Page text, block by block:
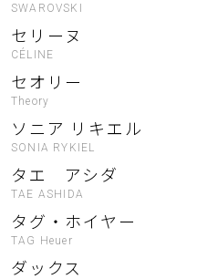
SWAROVSKI
セリーヌ
CÉLINE
セオリー
Theory
ソニア リキエル
SONIA RYKIEL
タエ アシダ
TAE ASHIDA
タグ・ホイヤー
TAG Heuer
ダックス